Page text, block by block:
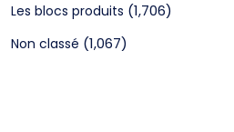
Les blocs produits (1,706)
Non classé (1,067)